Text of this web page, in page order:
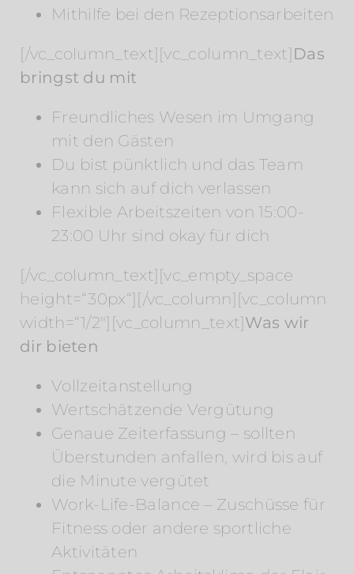
Mithilfe bei den Rezeptionsarbeiten
[/vc_column_text][vc_column_text] Das
bringst du mit
Freundliches Wesen im Umgang
mit den Gästen
Du bist pünktlich und das Team
kann sich auf dich verlassen
Flexible Arbeitszeiten von 15:00-
23:00 Uhr sind okay für dich
[/vc_column_text][vc_empty_space
height=“30px“][/vc_column][vc_column
width=“1/2″][vc_column_text]Was wir
dir bieten
Vollzeitanstellung
Wertschätzende Vergütung
Genaue Zeiterfassung – sollten
Überstunden anfallen, wird bis auf
die Minute vergütet
Work-Life-Balance – Zuschüsse für
Fitness oder andere sportliche
Aktivitäten